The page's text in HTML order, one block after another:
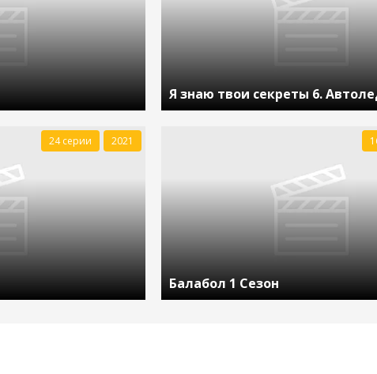
Я знаю твои секреты 6.
24 серии 2021
Балабол 1 Сезон